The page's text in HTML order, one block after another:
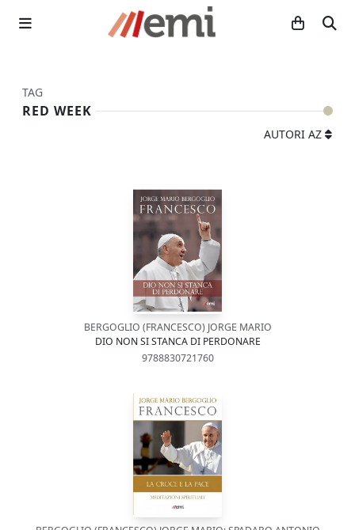
TAG
RED WEEK
AUTORI AZ
BERGOGLIO (FRANCESCO) JORGE MARIO
DIO NON SI STANCA DI PERDONARE
9788830721760